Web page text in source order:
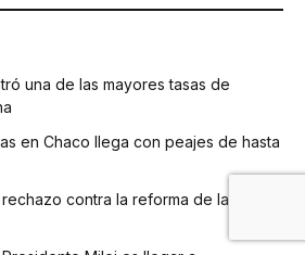
una de las mayores tasas de
en Chaco llega con peajes de hasta
contra la reforma de la Ley de